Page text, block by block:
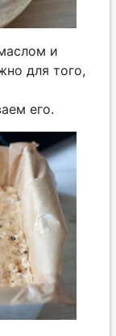
и
для того,
его.